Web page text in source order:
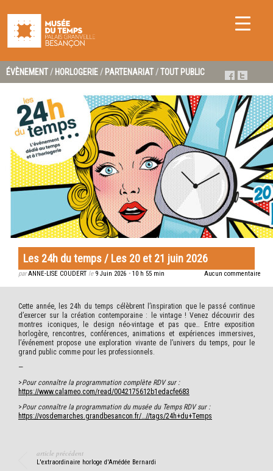
ÉVÈNEMENT / HORLOGERIE / PARTENARIAT /TOUT PUBLIC
Les 24h du temps / Les 20 et 21 juin 2026
parANNE-LISE COUDERT le 9 Juin 2026 • 10 h 55 min Aucun commentaire
Cette année, les 24h du temps célèbrent l’inspiration que le passé continue
d’exercer sur la création contemporaine : le vintage ! Venez découvrir des
montres iconiques, le design néo-vintage et pas que… Entre exposition
horlogère, rencontres, conférences, animations et expériences immersives,
l’événement propose une exploration vivante de l’univers du temps, pour le
grand public comme pour les professionnels.
—
>Pour connaître la programmation complète RDV sur :
https://www.calameo.com/read/0042175612b1edacfe683
>Pour connaître la programmation du musée du Temps RDV sur :
https://vosdemarches.grandbesancon.fr/…//tags/24h+du+Temps
article précédent
L'extraordinaire horloge d'Amédée Bernardi